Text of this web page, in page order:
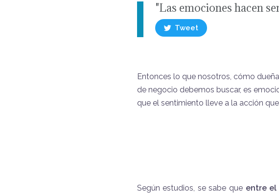
"Las emociones hacen
Tweet
Entonces lo que nosotros, cómo
de negocio debemos buscar, es
que el sentimiento lleve a la acción
Según estudios, se sabe que entre el